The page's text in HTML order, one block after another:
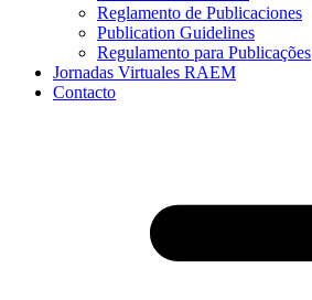
Reglamento de Publicaciones
Publication Guidelines
Regulamento para Publicações
Jornadas Virtuales RAEM
Contacto